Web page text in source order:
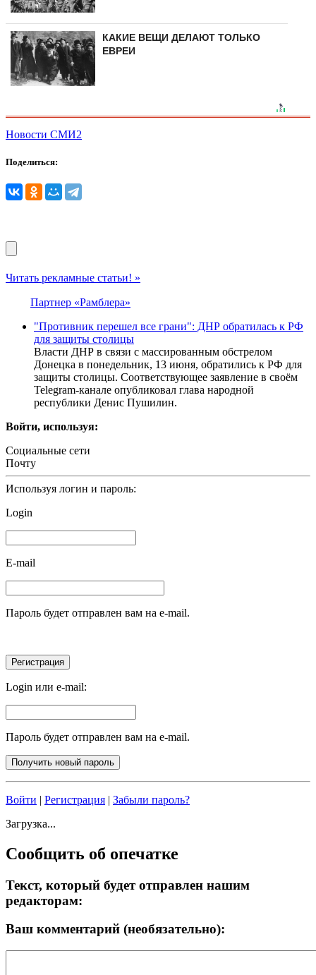
КАКИЕ ВЕЩИ ДЕЛАЮТ ТОЛЬКО
ЕВРЕИ
Новости СМИ2
Поделиться:
Читать рекламные статьи! »
Партнер «Рамблера»
"Противник перешел все грани": ДНР обратилась к РФ
для защиты столицы
Власти ДНР в связи с массированным обстрелом
Донецка в понедельник, 13 июня, обратились к РФ для
защиты столицы. Соответствующее заявление в своём
Telegram-канале опубликовал глава народной
республики Денис Пушилин.
Войти, используя:
Социальные сети
Почту
Используя логин и пароль:
Login
E-mail
Пароль будет отправлен вам на e-mail.
Login или e-mail:
Пароль будет отправлен вам на e-mail.
Войти | Регистрация | Забыли пароль?
Загрузка...
Сообщить об опечатке
Текст, который будет отправлен нашим
редакторам:
Ваш комментарий (необязательно):